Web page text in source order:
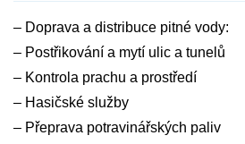
– Doprava a distribuce pitné vody:
– Postřikování a mytí ulic a tunelů
– Kontrola prachu a prostředí
– Hasičské služby
– Přeprava potravinářských paliv